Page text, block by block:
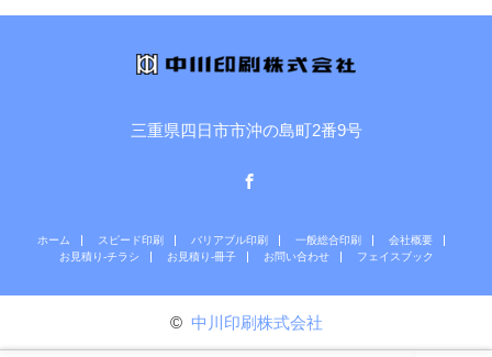
三重県四日市市沖の島町2番9号
ホーム スピード印刷 バリアブル印刷 一般総合印刷
会社概要
お見積り-チラシ
お見積り-冊子 お問い合わせ フェイスブック
© 中川印刷株式会社